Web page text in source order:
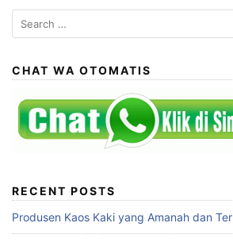
Search
for:
CHAT WA OTOMATIS
RECENT POSTS
Produsen Kaos Kaki yang Amanah dan